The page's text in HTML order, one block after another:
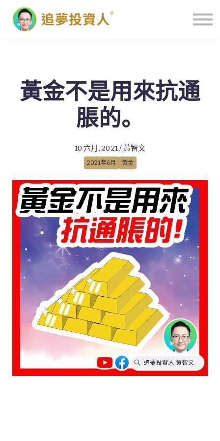
主頁
黃金不是用來抗通
脹的。
10 六月, 2021 / 黃智文
2021年6月 黃金